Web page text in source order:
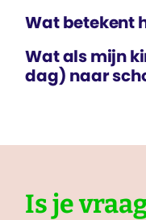
Wat betekent
Wat als mijn
dag) naar
Is je